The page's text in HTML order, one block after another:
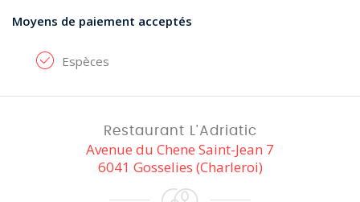
Moyens de paiement acceptés
Espèces
Restaurant L'Adriatic
Avenue du Chene Saint-Jean 7
6041 Gosselies (Charleroi)